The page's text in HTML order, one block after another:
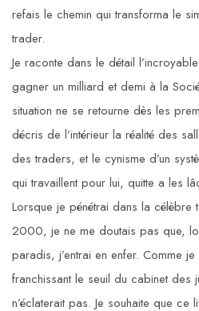
refais le chemin qui transforma le
trader.
Je raconte dans le détail
gagner un milliard et demi à la
situation ne se retourne dès les
décris de l’intérieur la réalité des
des traders, et le cynisme d’un
qui travaillent pour lui, quitte a les
Lorsque je pénétrai dans la célèbre
2000, je ne me doutais pas que,
paradis, j’entrai en enfer. Comme
franchissant le seuil du cabinet des
n’éclaterait pas. Je souhaite que ce